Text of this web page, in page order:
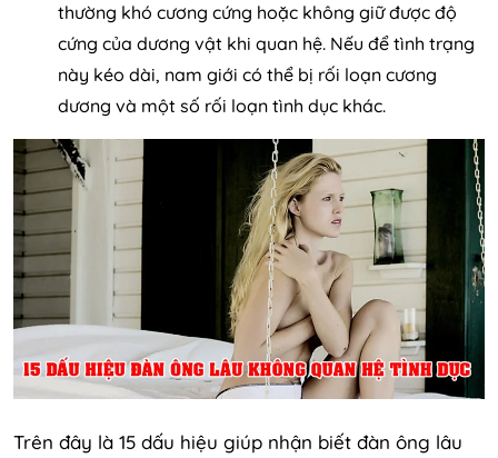
thường khó cương cứng hoặc không giữ được độ
cứng của dương vật khi quan hệ. Nếu để tình trạng
này kéo dài, nam giới có thể bị rối loạn cương
dương và một số rối loạn tình dục khác.
Trên đây là 15 dấu hiệu giúp nhận biết đàn ông lâu